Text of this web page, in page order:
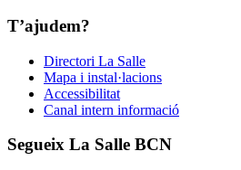
T’ajudem?
Directori La Salle
Mapa i instal·lacions
Accessibilitat
Canal intern informació
Segueix La Salle BCN